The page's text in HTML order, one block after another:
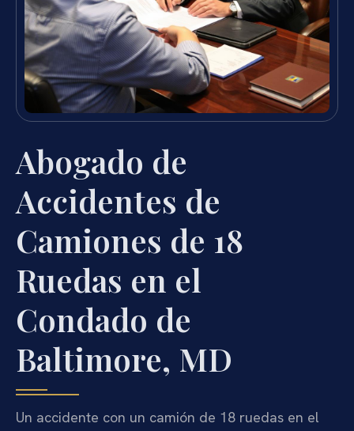
Abogado de
Accidentes de
Camiones de 18
Ruedas en el
Condado de
Baltimore, MD
Un accidente con un camión de 18 ruedas en el